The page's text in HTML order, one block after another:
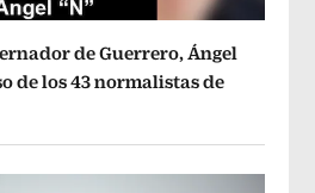
de Guerrero, Ángel
de los 43 normalistas de